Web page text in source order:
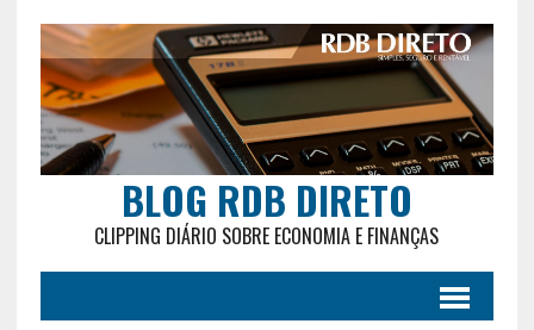
BLOG RDB DIRETO
CLIPPING DIÁRIO SOBRE ECONOMIA E FINANÇAS